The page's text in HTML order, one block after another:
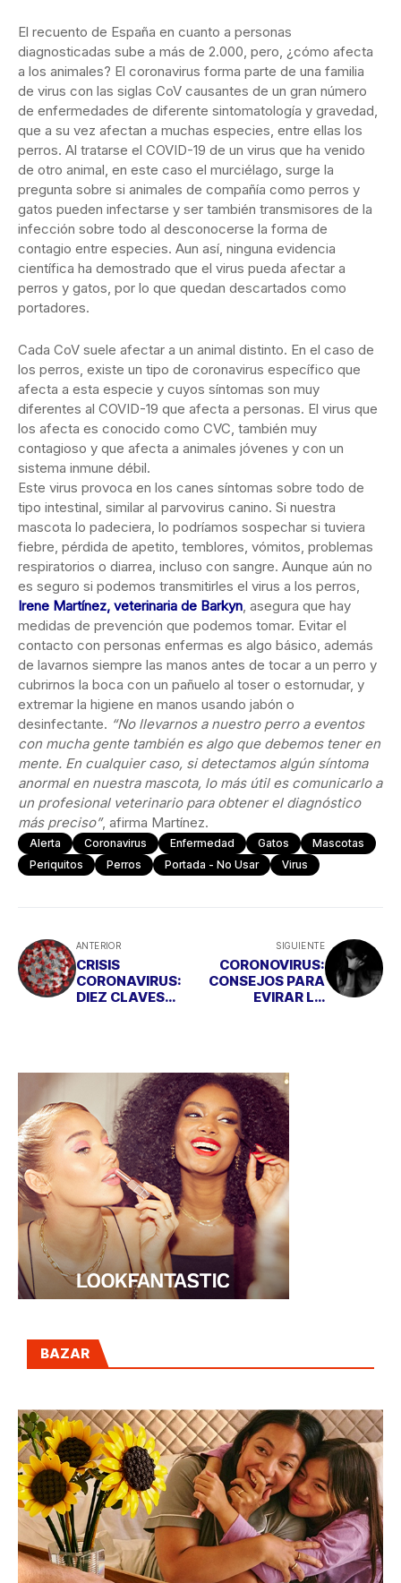
El recuento de España en cuanto a personas
diagnosticadas sube a más de 2.000, pero, ¿cómo afecta
a los animales? El coronavirus forma parte de una familia
de virus con las siglas CoV causantes de un gran número
de enfermedades de diferente sintomatología y gravedad,
que a su vez afectan a muchas especies, entre ellas los
perros. Al tratarse el COVID-19 de un virus que ha venido
de otro animal, en este caso el murciélago, surge la
pregunta sobre si animales de compañía como perros y
gatos pueden infectarse y ser también transmisores de la
infección sobre todo al desconocerse la forma de
contagio entre especies. Aun así, ninguna evidencia
científica ha demostrado que el virus pueda afectar a
perros y gatos, por lo que quedan descartados como
portadores.
Cada CoV suele afectar a un animal distinto. En el caso de
los perros, existe un tipo de coronavirus específico que
afecta a esta especie y cuyos síntomas son muy
diferentes al COVID-19 que afecta a personas. El virus que
los afecta es conocido como CVC, también muy
contagioso y que afecta a animales jóvenes y con un
sistema inmune débil.
Este virus provoca en los canes síntomas sobre todo de
tipo intestinal, similar al parvovirus canino. Si nuestra
mascota lo padeciera, lo podríamos sospechar si tuviera
fiebre, pérdida de apetito, temblores, vómitos, problemas
respiratorios o diarrea, incluso con sangre. Aunque aún no
es seguro si podemos transmitirles el virus a los perros,
Irene Martínez, veterinaria de Barkyn, asegura que hay
medidas de prevención que podemos tomar. Evitar el
contacto con personas enfermas es algo básico, además
de lavarnos siempre las manos antes de tocar a un perro y
cubrirnos la boca con un pañuelo al toser o estornudar, y
extremar la higiene en manos usando jabón o
desinfectante. “No llevarnos a nuestro perro a eventos
con mucha gente también es algo que debemos tener en
mente. En cualquier caso, si detectamos algún síntoma
anormal en nuestra mascota, lo más útil es comunicarlo a
un profesional veterinario para obtener el diagnóstico
más preciso”, afirma Martínez.
Alerta Coronavirus Enfermedad Gatos
Mascotas
Periquitos
Perros Portada - No Usar Virus
ANTERIOR
CRISIS
CORONAVIRUS:
DIEZ CLAVES
SIGUIENTE
CORONOVIRUS:
CONSEJOS PARA
EVIRAR LA
BAZAR